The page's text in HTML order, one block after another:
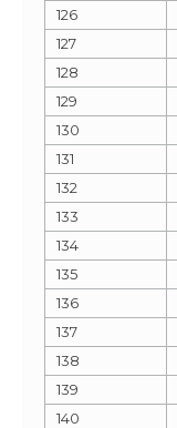
126
127
128
129
130
131
132
133
134
135
136
137
138
139
140